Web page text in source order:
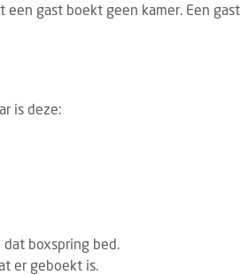
een gast boekt geen kamer. Een gast
is deze:
boxspring bed.
er geboekt is.